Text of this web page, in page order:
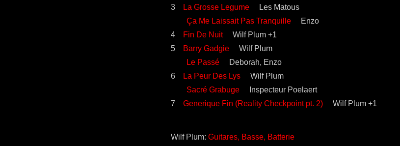
3
La Grosse Legume
Les Matous
Ça Me Laissait Pas Tranquille
Enzo
4
Fin De Nuit
Wilf Plum +1
5
Barry Gadgie
Wilf Plum
Le Passé
Deborah, Enzo
6
La Peur Des Lys
Wilf Plum
Sacré Grabuge
Inspecteur Poelaert
7 Generique Fin (Reality Checkpoint pt. 2) Wilf Plum +1
Wilf Plum: Guitares, Basse, Batterie